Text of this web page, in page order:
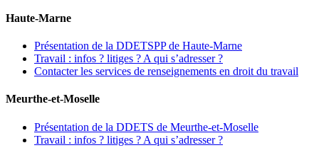
Haute-Marne
Présentation de la DDETSPP de Haute-Marne
Travail : infos ? litiges ? A qui s’adresser ?
Contacter les services de renseignements en droit du travail
Meurthe-et-Moselle
Présentation de la DDETS de Meurthe-et-Moselle
Travail : infos ? litiges ? A qui s’adresser ?